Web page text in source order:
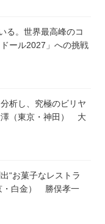
る。世界最高峰のコ
ール2027」への挑戦
析し、究極のビリヤ
（東京・神田） 大
“お菓子なレストラ
・白金） 勝俣孝一